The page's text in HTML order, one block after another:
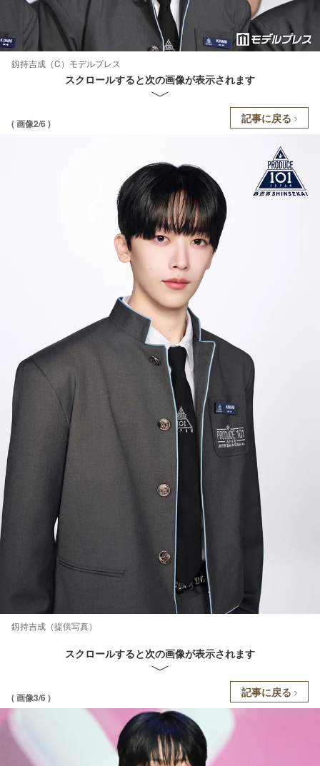
釼持吉成（C）モデルプレス
スクロールすると次の画像が表示されます
( 画像2/6 ) 記事に戻る
釼持吉成（提供写真）
スクロールすると次の画像が表示されます
( 画像3/6 ) 記事に戻る